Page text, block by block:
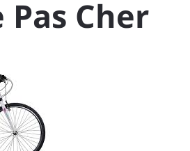
Pas Cher